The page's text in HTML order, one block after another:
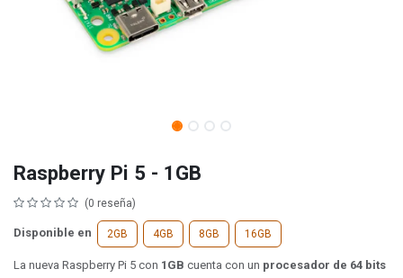
Raspberry Pi 5 - 1GB
(0 reseña)
Disponible en 2GB 4GB 8GB 16GB
La nueva Raspberry Pi 5 con 1GB cuenta con un procesador de 64 bits